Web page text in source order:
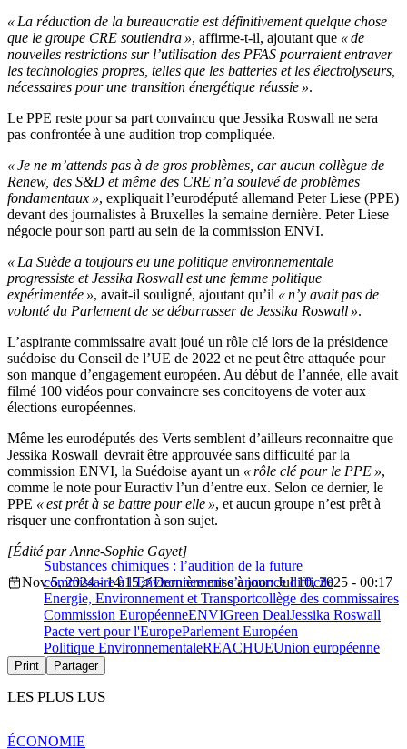
« La réduction de la bureaucratie est définitivement quelque chose
que le groupe CRE soutiendra », affirme-t-il, ajoutant que « de
nouvelles restrictions sur l’utilisation des PFAS pourraient entraver
les technologies propres, telles que les batteries et les électrolyseurs,
nécessaires pour une transition énergétique réussie ».
Le PPE reste pour sa part convaincu que Jessika Roswall ne sera
pas confrontée à une audition trop compliquée.
« Je ne m’attends pas à de gros problèmes, car aucun collègue de
Renew, des S&D et même des CRE n’a soulevé de problèmes
fondamentaux », expliquait l’eurodéputé allemand Peter Liese (PPE)
devant des journalistes à Bruxelles la semaine dernière. Peter Liese
négocie pour son parti au sein de la commission ENVI.
« La Suède a toujours eu une politique environnementale
progressiste et Jessika Roswall est une femme politique
expérimentée », avait-il souligné, ajoutant qu’il « n’y avait pas de
volonté du Parlement de se débarrasser de Jessika Roswall ».
L’aspirante commissaire avait joué un rôle clé lors de la présidence
suédoise du Conseil de l’UE de 2022 et ne peut être attaquée pour
son manque d’engagement européen. Au début de l’année, elle avait
filmé 100 vidéos pour convaincre ses concitoyens de voter aux
élections européennes.
Même les eurodéputés des Verts semblent d’ailleurs reconnaitre que
Jessika Roswall devrait être approuvée sans difficulté par la
commission ENVI, la Suédoise ayant un « rôle clé pour le PPE »,
comme le note pour Euractiv l’un d’entre eux. Selon ce dernier, le
PPE « est prêt à se battre pour elle », et aucun groupe n’est prêt à
risquer une confrontation à son sujet.
Substances chimiques : l’audition de la future
commissaire à l’Environnement s’annonce difficile
[Édité par Anne-Sophie Gayet]
Nov 5, 2024 - 14:15
Dernière mise à jour: Jul 10, 2025 - 00:17
Energie, Environnement et Transportcollège des commissaires
Commission EuropéenneENVIGreen DealJessika Roswall
Pacte vert pour l'EuropeParlement Européen
Politique EnvironnementaleREACHUEUnion européenne
Print Partager
LES PLUS LUS
ÉCONOMIE